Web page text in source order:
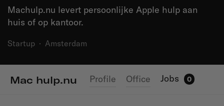
Machulp.nu levert persoonlijke Apple hulp aan
huis of op kantoor.
Startup · Amsterdam
Mac hulp.nu Profile Office Jobs 0